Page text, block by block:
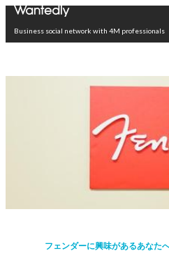
Business social network with 4M professionals
フェンダーに興味があるあなた